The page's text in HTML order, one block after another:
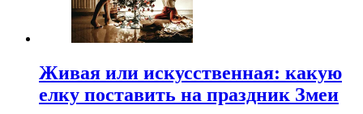
Живая или искусственная: какую
елку поставить на праздник Змеи